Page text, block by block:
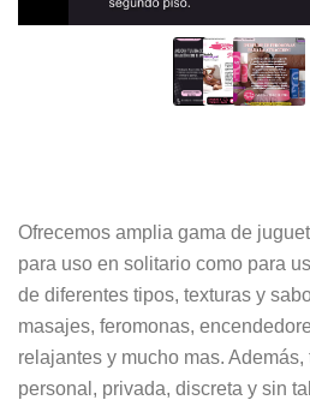
Ofrecemos amplia gama de
para uso en solitario como para
de diferentes tipos, texturas y
masajes, feromonas,
relajantes y mucho mas.
personal, privada, discreta y sin